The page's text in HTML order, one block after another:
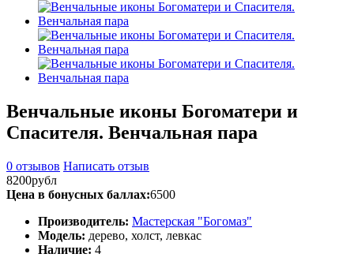
Венчальные иконы Богоматери и
Спасителя. Венчальная пара
0 отзывов Написать отзыв
8200рубл
Цена в бонусных баллах:6500
Производитель: Мастерская "Богомаз"
Модель: дерево, холст, левкас
Наличие: 4